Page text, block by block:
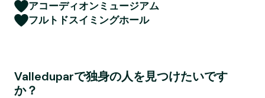
アコーディオンミュージアム
フルトドスイミングホール
Valleduparで独身の人を見つけたいです
か？